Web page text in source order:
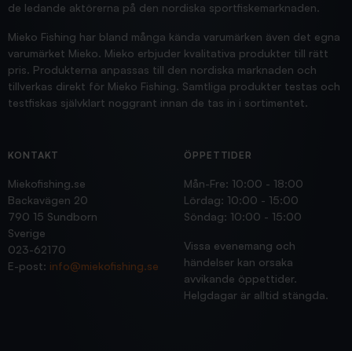
de ledande aktörerna på den nordiska sportfiskemarknaden.
Mieko Fishing har bland många kända varumärken även det egna
varumärket Mieko. Mieko erbjuder kvalitativa produkter till rätt
pris. Produkterna anpassas till den nordiska marknaden och
tillverkas direkt för Mieko Fishing. Samtliga produkter testas och
testfiskas självklart noggrant innan de tas in i sortimentet.
KONTAKT
Miekofishing.se
Backavägen 20
790 15 Sundborn
Sverige
023-62170
E-post: info@miekofishing.se
ÖPPETTIDER
Mån-Fre: 10:00 - 18:00
Lördag: 10:00 - 15:00
Söndag: 10:00 - 15:00
Vissa evenemang och
händelser kan orsaka
avvikande öppettider.
Helgdagar är alltid stängda.